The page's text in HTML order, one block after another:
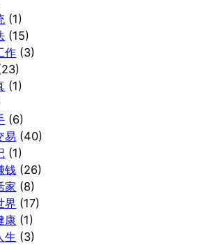
(1)
(15)
作 (3)
(1)
(6)
易 (40)
(1)
钱 (26)
家 (8)
界 (17)
康 (1)
生 (3)